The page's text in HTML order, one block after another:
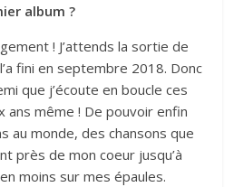
album ?
! J’attends la sortie de
fini en septembre 2018. Donc
que j’écoute en boucle ces
ans même ! De pouvoir enfin
au monde, des chansons que
près de mon coeur jusqu’à
moins sur mes épaules.